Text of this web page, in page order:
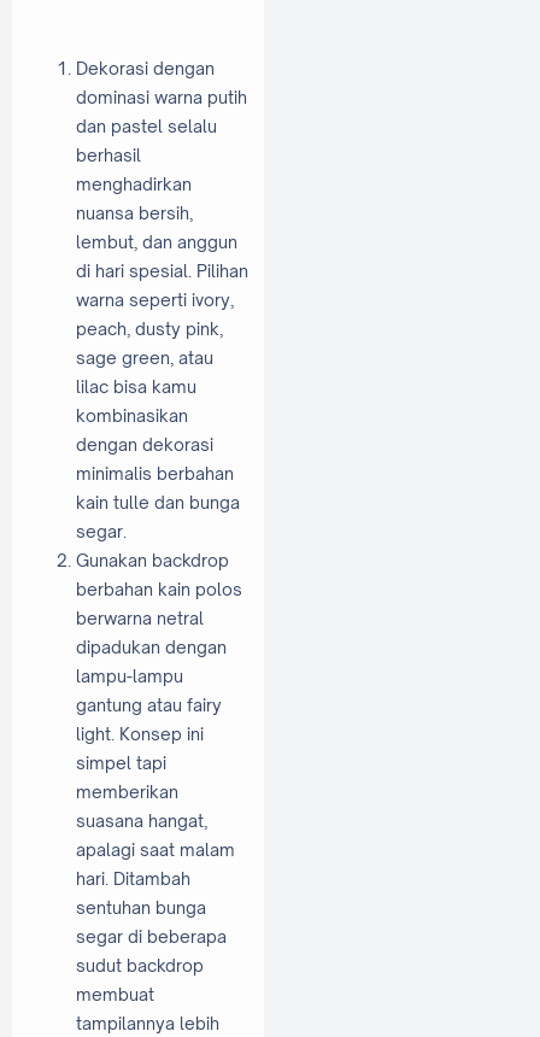
Dekorasi dengan
dominasi warna putih
dan pastel selalu
berhasil
menghadirkan
nuansa bersih,
lembut, dan anggun
di hari spesial. Pilihan
warna seperti ivory,
peach, dusty pink,
sage green, atau
lilac bisa kamu
kombinasikan
dengan dekorasi
minimalis berbahan
kain tulle dan bunga
segar.
Gunakan backdrop
berbahan kain polos
berwarna netral
dipadukan dengan
lampu-lampu
gantung atau fairy
light. Konsep ini
simpel tapi
memberikan
suasana hangat,
apalagi saat malam
hari. Ditambah
sentuhan bunga
segar di beberapa
sudut backdrop
membuat
tampilannya lebih